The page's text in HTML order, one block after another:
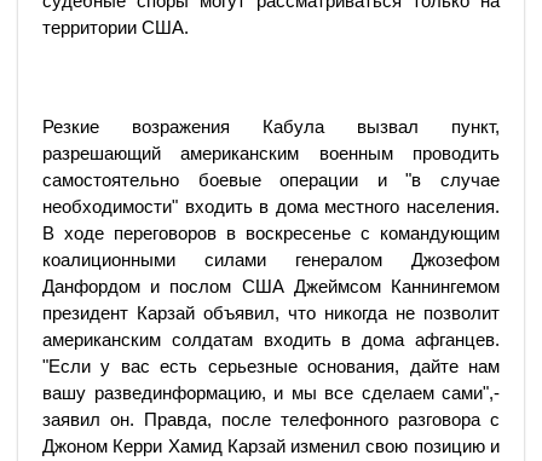
территории США.
Резкие возражения Кабула вызвал пункт,
разрешающий американским военным проводить
самостоятельно боевые операции и "в случае
необходимости" входить в дома местного населения.
В ходе переговоров в воскресенье с командующим
коалиционными силами генералом Джозефом
Данфордом и послом США Джеймсом Каннингемом
президент Карзай объявил, что никогда не позволит
американским солдатам входить в дома афганцев.
"Если у вас есть серьезные основания, дайте нам
вашу развединформацию, и мы все сделаем сами",-
заявил он. Правда, после телефонного разговора с
Джоном Керри Хамид Карзай изменил свою позицию и